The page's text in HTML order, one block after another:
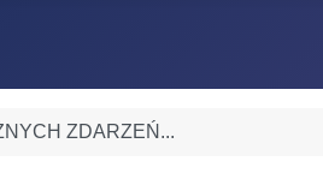
ZDARZEŃ...